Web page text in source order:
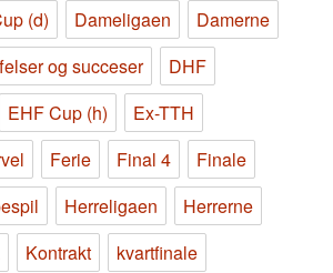
(d)
Dameligaen
Damerne
og succeser
DHF
EHF Cup (h)
Ex-TTH
Ferie Final 4
Finale
Herreligaen
Herrerne
Kontrakt
kvartfinale